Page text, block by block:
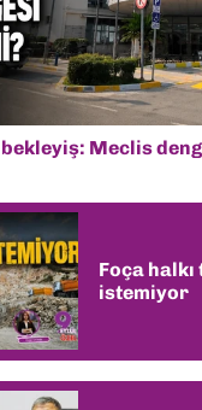
Meclis
Foça halkı
istemiyor